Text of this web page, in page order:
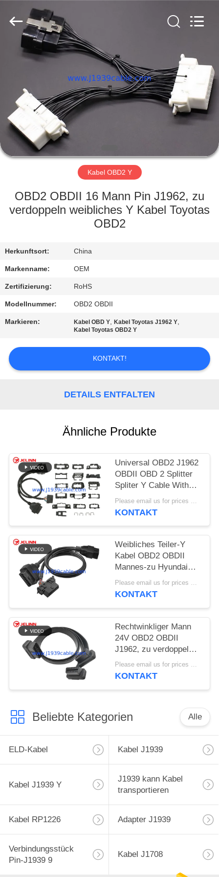
HAUS
PRODUKTE
ÜBER
UNS
FABRIK-
QUALITÄTSKONTROLLE
SIE
MIT
UNS
IN
VERBINDUNG
FORDERN
SIE
PRIVACY
POLICY
Rights
Reserved.
Developed
Kabel OBD2 Y
OBD2 OBDII 16 Mann Pin J1962, zu
verdoppeln weibliches Y Kabel Toyotas
OBD2
Herkunftsort: China
Markenname: OEM
Zertifizierung: RoHS
Modellnummer: OBD2 OBDII
Markieren: Kabel OBD Y,Kabel Toyotas J1962 Y,
Kabel Toyotas OBD2 Y
KONTAKT!
DETAILS ENTFALTEN
Ähnliche Produkte
Universal OBD2 J1962
OBDII OBD 2 Splitter
Spliter Y Cable With
Multi Mounting
Brackets for All Car
Please email us for prices MOQ:100 Stück
KONTAKT
Weibliches Teiler-Y
Kabel OBD2 OBDII
Mannes-zu Hyundai
und Kias OBD2 Frau-
und OBD2
Please email us for prices MOQ:100 Stück
KONTAKT
Rechtwinkliger Mann
24V OBD2 OBDII
J1962, zu verdoppeln
weibliches flaches y-
Kabel
Please email us for prices MOQ:100 Stück
KONTAKT
Beliebte Kategorien Alle
ELD-Kabel Kabel J1939
Kabel J1939 Y
J1939 kann Kabel
transportieren
Kabel RP1226 Adapter J1939
Verbindungsstück
Pin-J1939 9
Kabel J1708